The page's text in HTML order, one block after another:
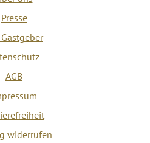
Presse
AGB
widerrufen